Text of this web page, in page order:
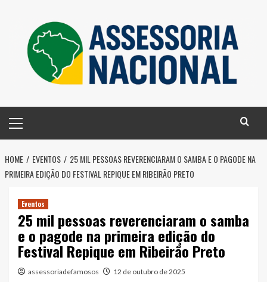
content
Menu
HOME EVENTOS
25 MIL PESSOAS REVERENCIARAM O SAMBA E O PAGODE NA
PRIMEIRA EDIÇÃO DO FESTIVAL REPIQUE EM RIBEIRÃO PRETO
Eventos
25 mil pessoas reverenciaram o samba
e o pagode na primeira edição do
Festival Repique em Ribeirão Preto
assessoriadefamosos 12 de outubro de 2025